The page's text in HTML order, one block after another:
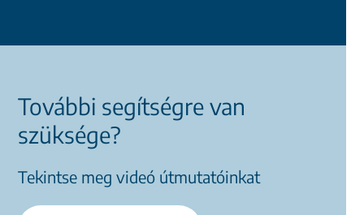
További segítségre van
szüksége?
Tekintse meg videó útmutatóinkat